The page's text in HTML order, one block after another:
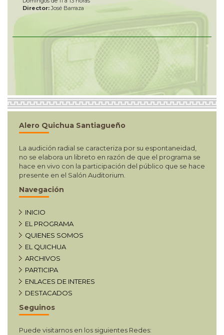
Director:José Barraza
Alero Quichua Santiagueño
La audición radial se caracteriza por su espontaneidad,
no se elabora un libreto en razón de que el programa se
hace en vivo con la participación del público que se hace
presente en el Salón Auditorium.
Navegación
INICIO
EL PROGRAMA
QUIENES SOMOS
EL QUICHUA
ARCHIVOS
PARTICIPA
ENLACES DE INTERES
DESTACADOS
Seguinos
Puede visitarnos en los siguientes Redes: